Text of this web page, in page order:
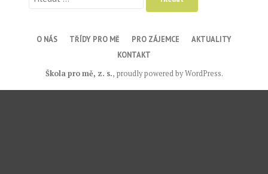
O NÁS TŘÍDY PRO MĚ PRO ZÁJEMCE
AKTUALITY
KONTAKT
Škola pro mě, z. s., proudly powered by WordPress.